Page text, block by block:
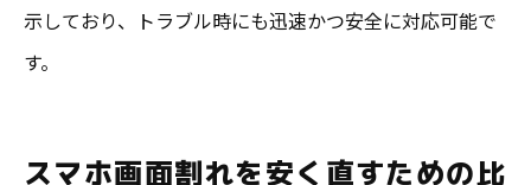
示しており、トラブル時にも迅速かつ安全に対応可能で
す。
スマホ画面割れを安く直すための比